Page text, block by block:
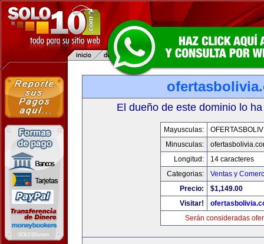
El dueño de este dominio lo
Mayusculas:
Minusculas:
Longitud:
14 caracteres
Categorias:
Ventas y
Precio:
$1,149.00
Visitar!
Serán consideradas